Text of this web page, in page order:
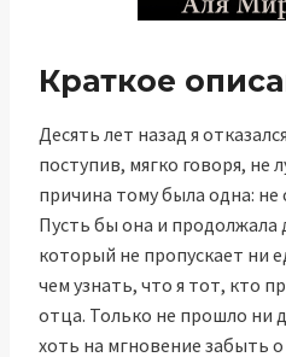
Краткое
Десять лет назад я
поступив, мягко говоря, не
причина тому была одна: не
Пусть бы она и продолжала
который не пропускает ни
чем узнать, что я тот, кто
отца. Только не прошло ни
хоть на мгновение забыть